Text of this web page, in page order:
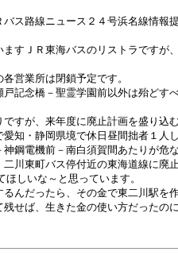
ス路線ニュース２４号浜名線情報
すＪＲ東海バスのリストラですが
営業所は閉鎖予定です。
記念橋－聖霊学園前以外は殆どす
すが、来年度に廃止計画を盛り込
知・静岡県境で休日昼間拙者１人
鋼電機前－南白須賀間あたりが危
川東町バス停付近の東海道線に廃
しいな～と思っています。
んだったら、その金で東二川駅を
せば、生きた金の使い方だったの